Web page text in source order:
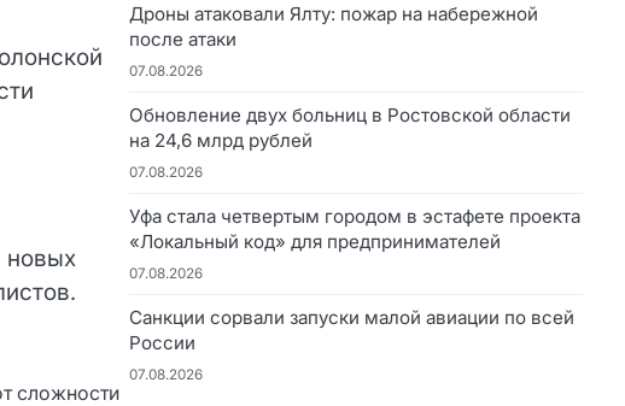
новых
сложности
Дроны атаковали Ялту: пожар на набережной
после атаки
07.08.2026
Обновление двух больниц в Ростовской области
на 24,6 млрд рублей
07.08.2026
Уфа стала четвертым городом в эстафете проекта
«Локальный код» для предпринимателей
07.08.2026
Санкции сорвали запуски малой авиации по всей
России
07.08.2026